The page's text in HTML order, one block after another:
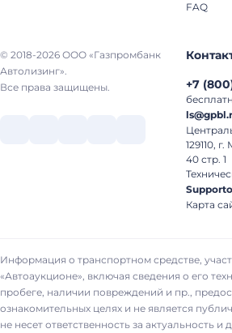
© 2018-2026 ООО «Газпромбанк
Автолизинг».
Все права защищены.
FAQ
+7 (800
129110,
40 стр. 1
Карта
Информация о транспортном средстве,
«Автоаукционе», включая сведения о его
пробеге, наличии повреждений и пр.,
ознакомительных целях и не является
не несет ответственность за актуальность и